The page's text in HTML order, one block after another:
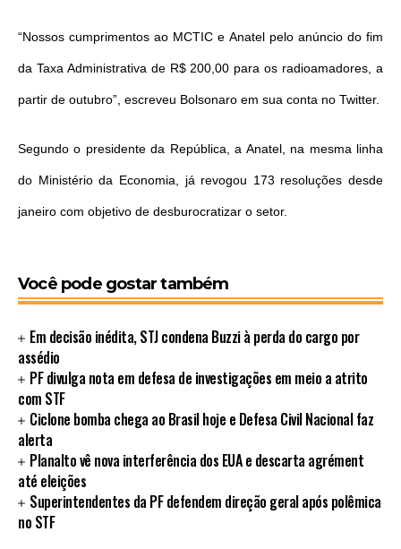
“Nossos cumprimentos ao MCTIC e Anatel pelo anúncio do fim
da Taxa Administrativa de R$ 200,00 para os radioamadores, a
partir de outubro”, escreveu Bolsonaro em sua conta no Twitter.
Segundo o presidente da República, a Anatel, na mesma linha
do Ministério da Economia, já revogou 173 resoluções desde
janeiro com objetivo de desburocratizar o setor.
Você pode gostar também
Em decisão inédita, STJ condena Buzzi à perda do cargo por
assédio
PF divulga nota em defesa de investigações em meio a atrito
com STF
Ciclone bomba chega ao Brasil hoje e Defesa Civil Nacional faz
alerta
Planalto vê nova interferência dos EUA e descarta agrément
até eleições
Superintendentes da PF defendem direção geral após polêmica
no STF